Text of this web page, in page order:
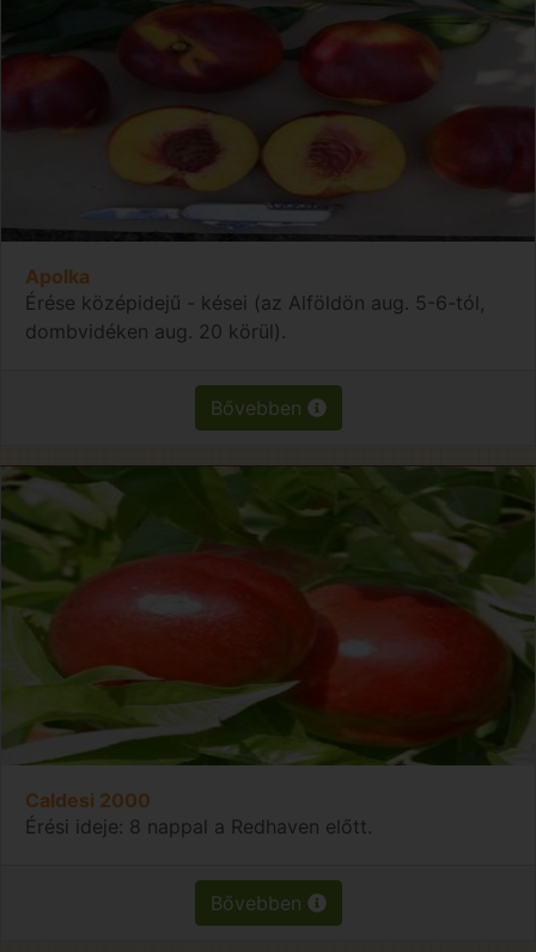
Apolka
Érése középidejű - kései (az Alföldön aug. 5-6-tól,
dombvidéken aug. 20 körül).
Bővebben
Caldesi 2000
Érési ideje: 8 nappal a Redhaven előtt.
Bővebben